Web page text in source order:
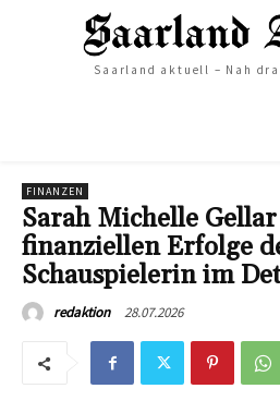
Saarland aktuell – Nah
FINANZEN
Sarah Michelle
finanziellen Erfolge
Schauspielerin im
redaktion 28.07.2026